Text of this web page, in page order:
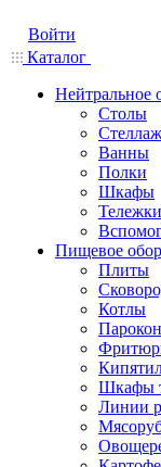
Войти
Каталог
Нейтральное
Столы
Ванны
Полки
Шкафы
Тележки
Пищевое
Плиты
Котлы
Шкафы
Линии